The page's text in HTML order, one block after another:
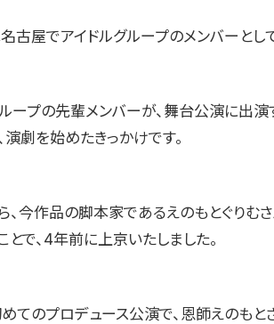
古屋でアイドルグループのメンバーとし
ープの先輩メンバーが、舞台公演に出演
演劇を始めたきっかけです。
、今作品の脚本家であるえのもとぐり
とで、4年前に上京いたしました。
てのプロデュース公演で、恩師えのも